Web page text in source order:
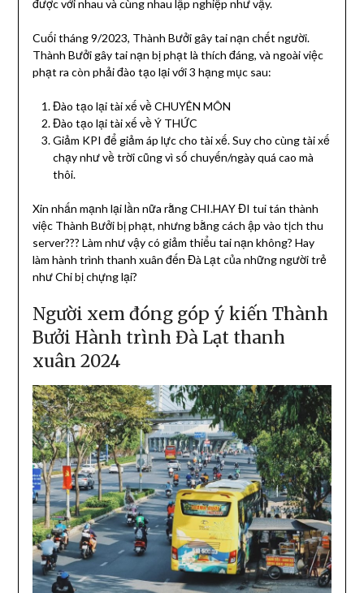
được với nhau và cùng nhau lập nghiệp như vậy.
Cuối tháng 9/2023, Thành Bưởi gây tai nạn chết người.
Thành Bưởi gây tai nạn bị phạt là thích đáng, và ngoài việc
phạt ra còn phải đào tạo lại với 3 hạng mục sau:
Đào tạo lại tài xế về CHUYÊN MÔN
Đào tạo lại tài xế về Ý THỨC
Giảm KPI để giảm áp lực cho tài xế. Suy cho cùng tài xế
chạy như về trời cũng vì số chuyến/ngày quá cao mà
thôi.
Xin nhấn mạnh lại lần nữa rằng CHI.HAY ĐI tui tán thành
việc Thành Bưởi bị phạt, nhưng bằng cách ập vào tịch thu
server??? Làm như vậy có giảm thiểu tai nạn không? Hay
làm hành trình thanh xuân đến Đà Lạt của những người trẻ
như Chi bị chựng lại?
Người xem đóng góp ý kiến Thành
Bưởi Hành trình Đà Lạt thanh
xuân 2024